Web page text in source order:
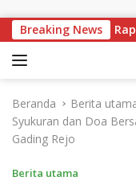
Breaking News
dan Sampul Rapor
Beranda Berita
Syukuran dan Doa
Gading Rejo
Berita utama